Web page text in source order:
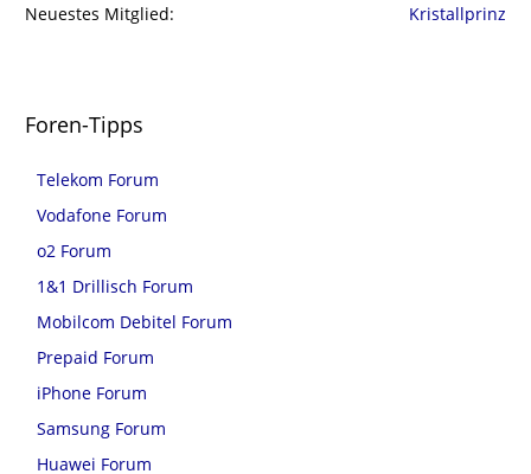
Neuestes Mitglied
Kristallprinz
Foren-Tipps
Telekom Forum
Vodafone Forum
o2 Forum
1&1 Drillisch Forum
Mobilcom Debitel Forum
Prepaid Forum
iPhone Forum
Samsung Forum
Huawei Forum